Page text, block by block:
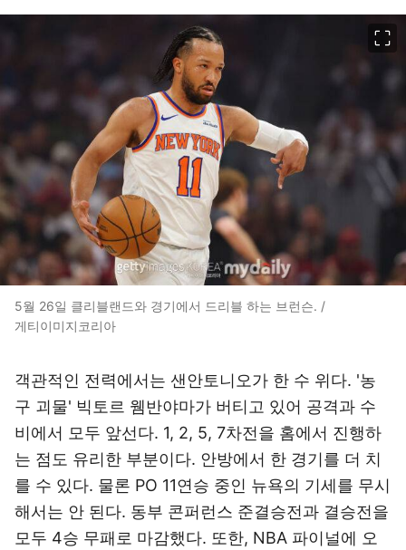
5월 26일 클리블랜드와 경기에서 드리블 하는 브런슨. /
게티이미지코리아
객관적인 전력에서는 샌안토니오가 한 수 위다. '농
구 괴물' 빅토르 웸반야마가 버티고 있어 공격과 수
비에서 모두 앞선다. 1, 2, 5, 7차전을 홈에서 진행하
는 점도 유리한 부분이다. 안방에서 한 경기를 더 치
를 수 있다. 물론 PO 11연승 중인 뉴욕의 기세를 무시
해서는 안 된다. 동부 콘퍼런스 준결승전과 결승전을
모두 4승 무패로 마감했다. 또한, NBA 파이널에 오